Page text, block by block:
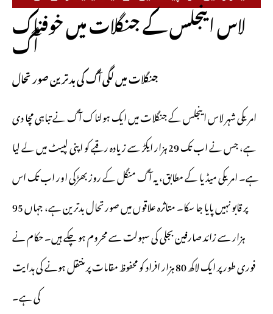
لاس اینجلس کے جنگلات میں خوفناک
آگ
جنگلات میں لگی آگ کی بدترین صورتحال
امریکی شہر لاس اینجلس کے جنگلات میں ایک ہولناک آگ نے تباہی مچا دی
ہے، جس نے اب تک 29 ہزار ایکڑ سے زیادہ رقبے کو اپنی لپیٹ میں لے لیا
ہے۔ امریکی میڈیا کے مطابق، یہ آگ منگل کے روز بھڑکی اور اب تک اس
پر قابو نہیں پایا جا سکا۔ متاثرہ علاقوں میں صورتحال بدترین ہے، جہاں 95
ہزار سے زائد صارفین بجلی کی سہولت سے محروم ہو چکے ہیں۔ حکام نے
فوری طور پر ایک لاکھ 80 ہزار افراد کو محفوظ مقامات پر منتقل ہونے کی ہدایت
کی ہے۔